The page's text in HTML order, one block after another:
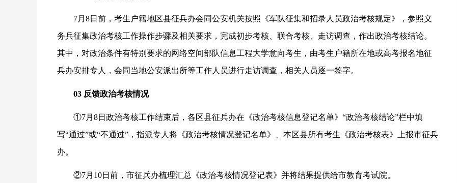
7月8日前，考生户籍地区县征兵办会同公安机关按照《军队征集和招录人员政治考核规定》，参照义
务兵征集政治考核工作操作步骤及相关要求，完成初步考核、联合考核、走访调查，作出政治考核结论。
其中，对政治条件有特别要求的网络空间部队信息工程大学意向考生，由考生户籍所在地或高考报名地征
兵办安排专人，会同当地公安派出所等工作人员进行走访调查，相关人员逐一签字。
03 反馈政治考核情况
①7月8日政治考核工作结束后，各区县征兵办在《政治考核信息登记名单》“政治考核结论”栏中填
写“通过”或“不通过”，指派专人将《政治考核情况登记名单》、本区县所有考生《政治考核表》上报市征兵
办。
②7月10日前，市征兵办梳理汇总《政治考核情况登记表》并将结果提供给市教育考试院。